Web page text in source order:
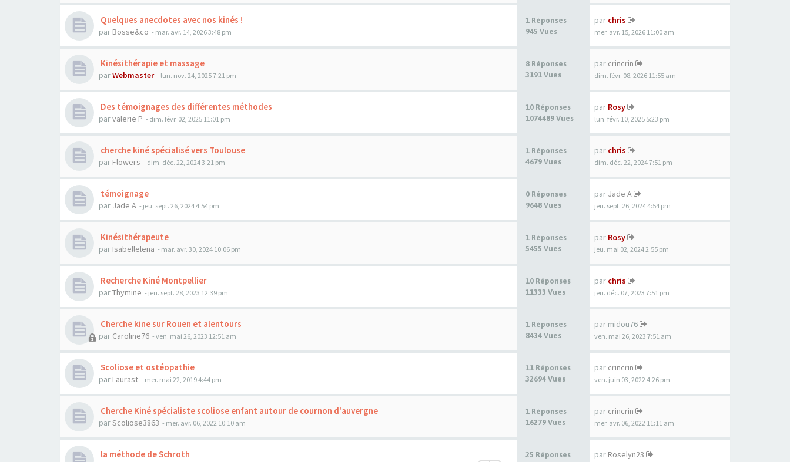
Quelques anecdotes avec nos kinés !
par Bosse&co - mar. avr. 14, 2026 3:48 pm
1 Réponses
945 Vues
par chris
mer. avr. 15, 2026 11:00 am
Kinésithérapie et massage
parWebmaster - lun. nov. 24, 2025 7:21 pm
8 Réponses
3191 Vues
par crincrin
dim. févr. 08, 2026 11:55 am
Des témoignages des différentes méthodes
parvalerie P - dim. févr. 02, 2025 11:01 pm
10 Réponses
1074489 Vues
par Rosy
lun. févr. 10, 2025 5:23 pm
cherche kiné spécialisé vers Toulouse
par Flowers - dim. déc. 22, 2024 3:21 pm
1 Réponses
4679 Vues
par chris
dim. déc. 22, 2024 7:51 pm
témoignage
par Jade A - jeu. sept. 26, 2024 4:54 pm
0 Réponses
9648 Vues
par Jade A
jeu. sept. 26, 2024 4:54 pm
Kinésithérapeute
par Isabellelena - mar. avr. 30, 2024 10:06 pm
1 Réponses
5455 Vues
par Rosy
jeu. mai 02, 2024 2:55 pm
Recherche Kiné Montpellier
parThymine - jeu. sept. 28, 2023 12:39 pm
10 Réponses
11333 Vues
par chris
jeu. déc. 07, 2023 7:51 pm
Cherche kine sur Rouen et alentours
par Caroline76 - ven. mai 26, 2023 12:51 am
1 Réponses
8434 Vues
par midou76
ven. mai 26, 2023 7:51 am
Scoliose et ostéopathie
par Laurast - mer. mai 22, 2019 4:44 pm
11 Réponses
32694 Vues
par crincrin
ven. juin 03, 2022 4:26 pm
Cherche Kiné spécialiste scoliose enfant autour de cournon d'auvergne
parScoliose3863 - mer. avr. 06, 2022 10:10 am
1 Réponses
16279 Vues
par crincrin
mer. avr. 06, 2022 11:11 am
la méthode de Schroth
25 Réponses
par Roselyn23